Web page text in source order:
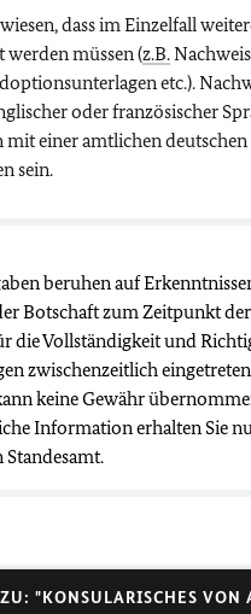
dass im Einzelfall
müssen (z.B.
etc.).
oder französischer
mit einer amtlichen deutschen
sein.
beruhen auf
Botschaft zum Zeitpunkt der
die Vollständigkeit und
zwischenzeitlich
keine Gewähr
Information erhalten Sie
"KONSULARISCHES VON